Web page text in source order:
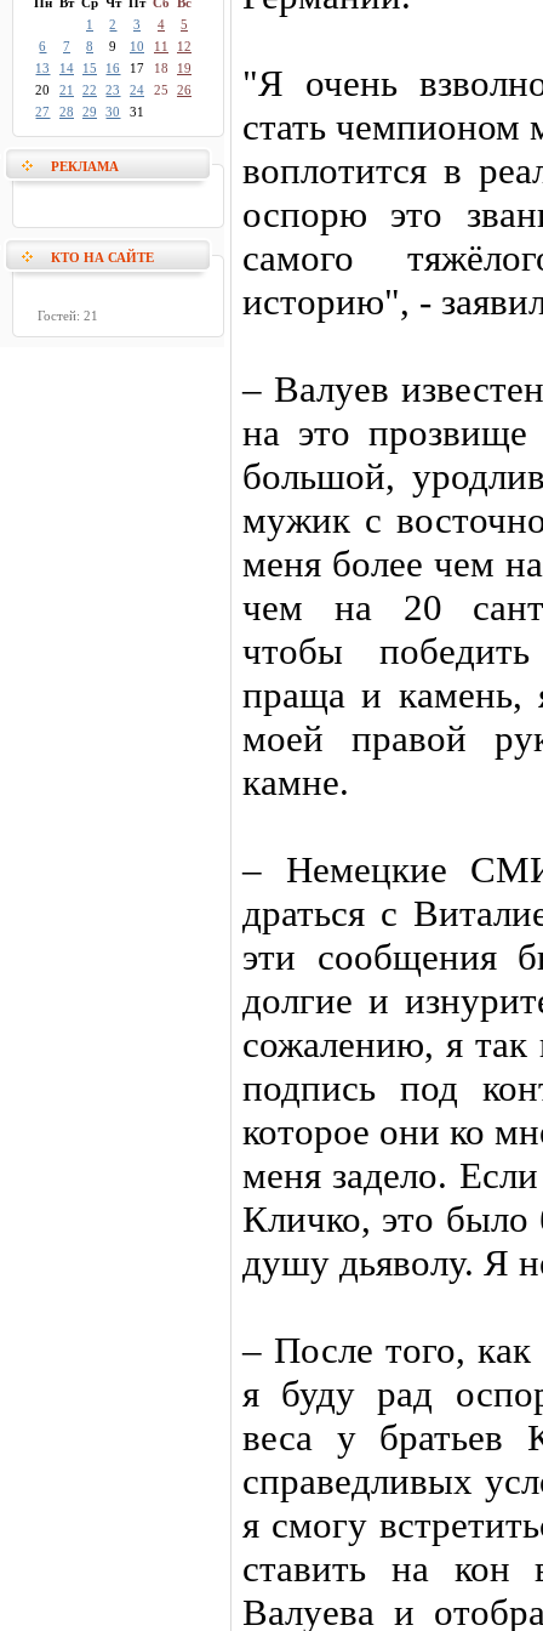
1
2 3 4
5
6
7 8 9 10 11
12
13
14 15 16 17 18
19
20
21 22 23 24 25
26
27
28 29 30 31
РЕКЛАМА
КТО НА САЙТЕ
Гостей: 21
"Я очень
стать чемпионом
воплотится в
оспорю это
самого
историю", -
– Валуев
на это
большой,
мужик с
меня более чем
чем на 20
чтобы
праща и камень,
моей правой
камне.
– Немецкие
драться с
эти сообщения
долгие и
сожалению, я так
подпись под
которое они ко
меня задело.
Кличко, это было
душу дьяволу. Я
– После того,
я буду рад
веса у братьев
справедливых
я смогу
ставить на
Валуева и